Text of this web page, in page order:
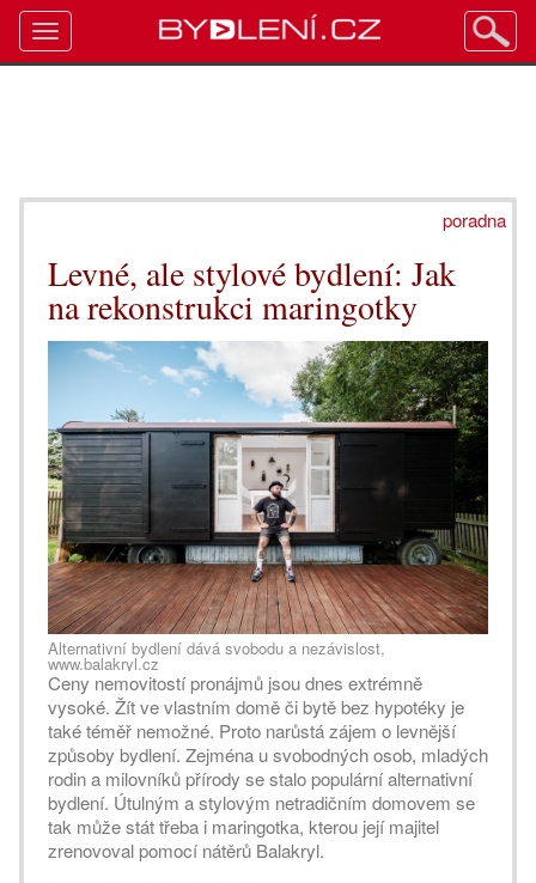
poradna
Levné, ale stylové bydlení: Jak
na rekonstrukci maringotky
Alternativní bydlení dává svobodu a nezávislost,
www.balakryl.cz
Ceny nemovitostí pronájmů jsou dnes extrémně
vysoké. Žít ve vlastním domě či bytě bez hypotéky je
také téměř nemožné. Proto narůstá zájem o levnější
způsoby bydlení. Zejména u svobodných osob, mladých
rodin a milovníků přírody se stalo populární alternativní
bydlení. Útulným a stylovým netradičním domovem se
tak může stát třeba i maringotka, kterou její majitel
zrenovoval pomocí nátěrů Balakryl.
Toggle
navigation